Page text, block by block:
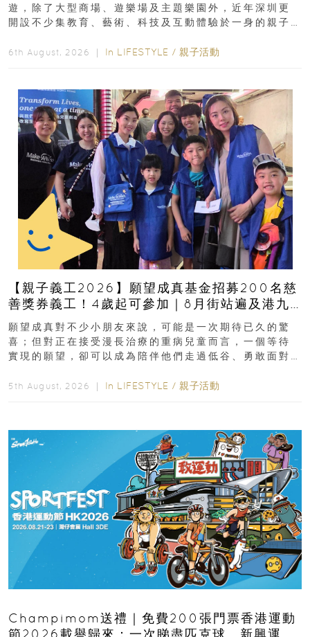
遊，除了大型商場、遊樂場及主題樂園外，近年深圳更
開設不少集教育、藝術、科技及互動體驗於一身的親子
6th August, 2026 ｜ In LIFESTYLE / 親子活動
【親子義工2026】願望成真基金招募200名慈
善獎券義工！4歲起可參加｜8月街站遍及港九
新界
願望成真對不少小朋友來說，可能是一次期待已久的驚
喜；但對正在接受漫長治療的重病兒童而言，一個等待
實現的願望，卻可以成為陪伴他們走過低谷、勇敢面對
5th August, 2026 ｜ In LIFESTYLE / 親子活動
Champimom送禮｜免費200張門票香港運動
節2026載譽歸來：一次睇盡匹克球、新興運